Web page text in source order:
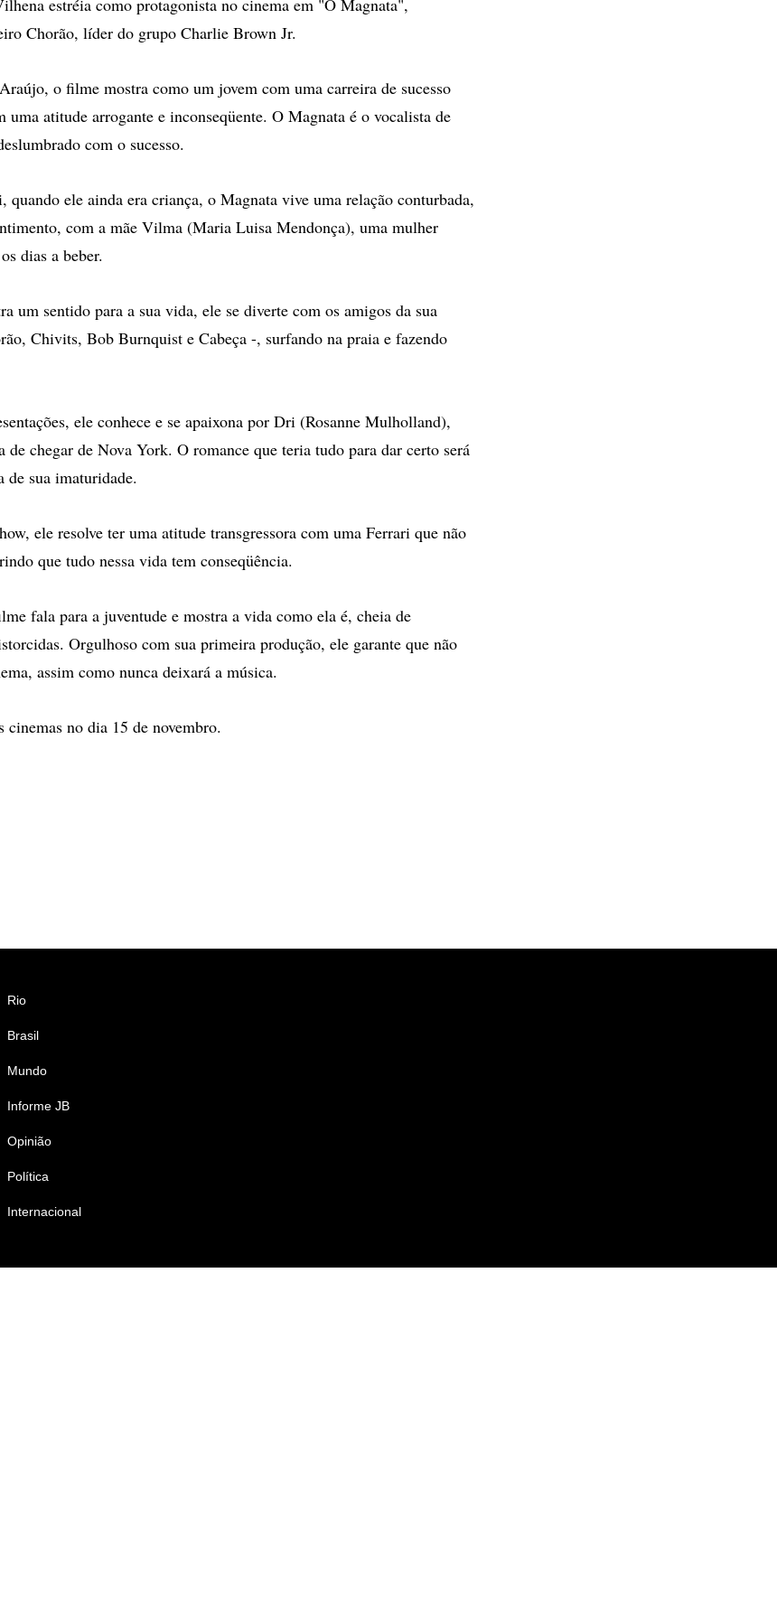
estréia como protagonista no cinema em "O Magnata",
Chorão, líder do grupo Charlie Brown Jr.
o filme mostra como um jovem com uma carreira de sucesso
uma atitude arrogante e inconseqüente. O Magnata é o vocalista de
com o sucesso.
quando ele ainda era criança, o Magnata vive uma relação conturbada,
com a mãe Vilma (Maria Luisa Mendonça), uma mulher
dias a beber.
um sentido para a sua vida, ele se diverte com os amigos da sua
Chivits, Bob Burnquist e Cabeça -, surfando na praia e fazendo
ele conhece e se apaixona por Dri (Rosanne Mulholland),
de chegar de Nova York. O romance que teria tudo para dar certo será
de sua imaturidade.
ele resolve ter uma atitude transgressora com uma Ferrari que não
que tudo nessa vida tem conseqüência.
fala para a juventude e mostra a vida como ela é, cheia de
Orgulhoso com sua primeira produção, ele garante que não
assim como nunca deixará a música.
cinemas no dia 15 de novembro.
Rio
Brasil
Mundo
Informe JB
Opinião
Política
Internacional